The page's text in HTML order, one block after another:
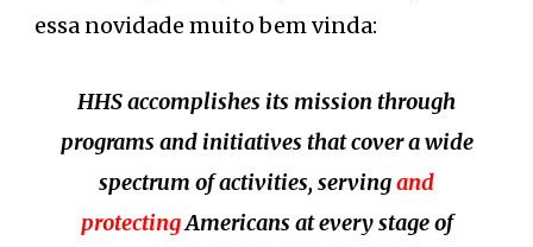
essa novidade muito bem vinda:
HHS accomplishes its mission through
programs and initiatives that cover a wide
spectrum of activities, servingand
protectingAmericans at every stage of